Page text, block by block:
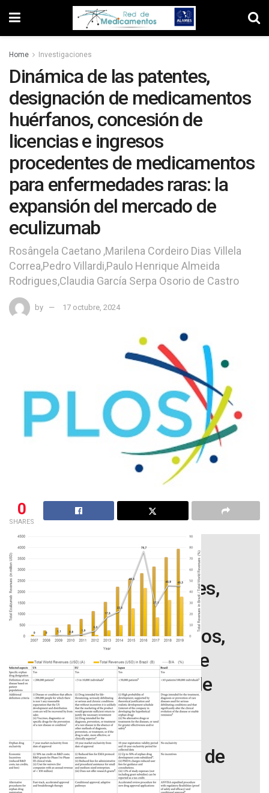
Home Investigaciones
Dinámica de las patentes,
designación de medicamentos
huérfanos, concesión de
licencias e ingresos
procedentes de medicamentos
para enfermedades raras: la
expansión del mercado de
eculizumab
Rosângela Caetano ,Marilena Cordeiro Dias Villela
Correa,Pedro Villardi,Paulo Henrique Almeida
Rodrigues,Claudia García Serpa Osorio de Castro
by 17 octubre, 2024
0
SHARES
Publicado: 5 de marzo de 2021
Dinámica de las patentes,
designación de
medicamentos huérfanos,
concesión de licencias e
ingresos procedentes de
medicamentos para
enfermedades raras: la
expansión del mercado de
eculizumab